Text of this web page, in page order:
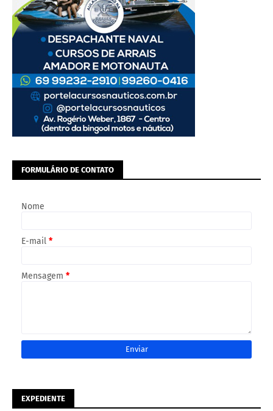
FORMULÁRIO DE CONTATO
Nome
E-mail *
Mensagem *
EXPEDIENTE